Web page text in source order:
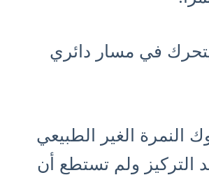
في مسار دائري
الغير الطبيعي
ولم تستطع أن